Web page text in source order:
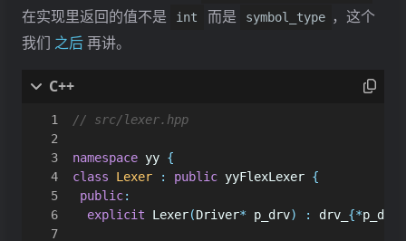
在实现里返回的值不是 int 而是 symbol_type
，这个
我们 之后再讲。
namespace yy {
class
Lexer : public yyFlexLexer {
public:
explicit
Lexer(Driver* p_drv) : drv_ {*p_drv